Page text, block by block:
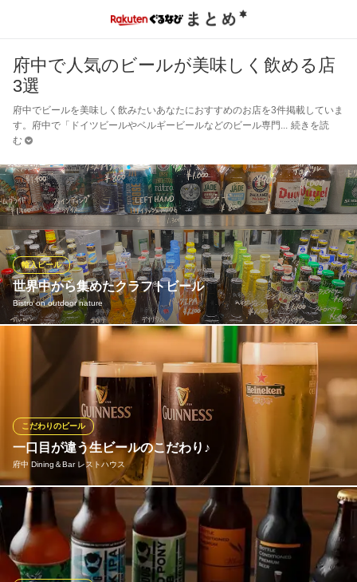
府中で人気のビールが美味しく飲める店
3選
府中でビールを美味しく飲みたいあなたにおすすめのお店を3件掲載していま
す。府中で「ドイツビールやベルギービールなどのビール専門
続きを読
む
世界中から集めたクラフトビール
Bistro on outdoor nature
輸入ビール
人気のIPAや伝統のベルギービールなど、世界中から集めた珍しい
ビールを取り揃えています。 限定品もありますので、一期一会を
お楽しみください！
Bistro on outdoor nature
厳選ビールとビストロ
ＪＲ南武線分倍河原駅 徒歩1分
東京都府中市片町2-21-9 ハートワンプラザB1
一口目が違う生ビールのこだわり♪
府中 Dining＆Bar レストハウス
こだわりのビール
【感動の生ビールをご用意します】世界で認められているハイネ
ケン◎レストハウスでは-２度のエクストラコールドをご用意。府
中で初めて導入し、なんと宴会や飲み放題でも飲むことが可能で
す！！